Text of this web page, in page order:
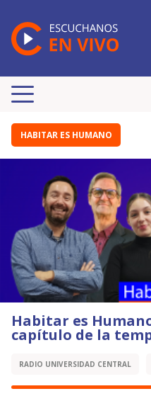
HABITAR ES HUMANO
Habitar es
capítulo de la
RADIO UNIVERSIDAD CENTRAL